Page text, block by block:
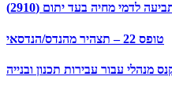
לדמי מחיה בעד יתום (2910)
טופס 22 – תצהיר מהנדס/הנדסאי
מנהלי עבור עבירות תכנון ובנייה